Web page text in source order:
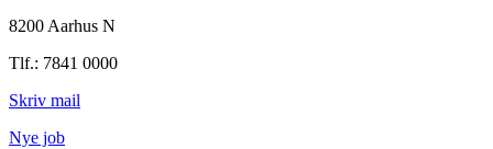
8200 Aarhus N
Tlf.: 7841 0000
Skriv mail
Nye job